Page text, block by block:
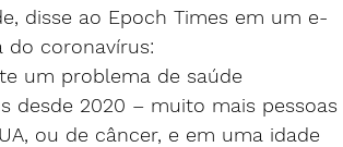
disse ao Epoch Times em um e-
do coronavírus:
um problema de saúde
desde 2020 – muito mais pessoas
ou de câncer, e em uma idade